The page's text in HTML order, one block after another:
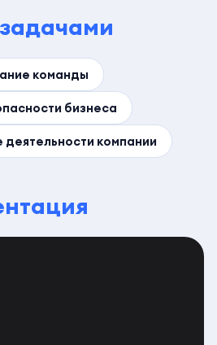
команды
бизнеса
компании